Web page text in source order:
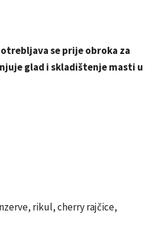
se prije obroka za
glad i skladištenje masti u
rikul, cherry rajčice,